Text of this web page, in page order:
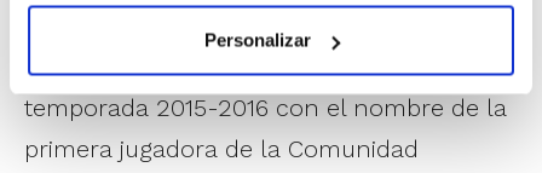
Personalizar
edición después de que se creara en la
temporada 2015-2016 con el nombre de la
primera jugadora de la Comunidad